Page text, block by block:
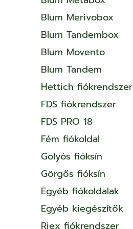
Blum Merivobox
Blum Tandembox
Blum Movento
Blum Tandem
Hettich fiókrendszer
FDS fiókrendszer
FDS PRO 18
Fém fiókoldal
Golyós fióksín
Görgős fióksín
Egyéb fiókoldalak
Egyéb kiegészítők
Riex fiókrendszer